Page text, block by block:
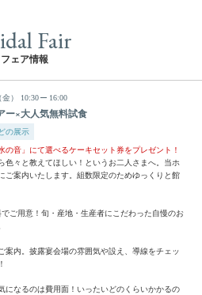
Fair
フェア情報
金） 10:30 16:00
ー×大人気無料試食
の展示
の音」にて選べるケーキセット券をプレゼント！
色々と教えてほしい！というお二人さまへ。当ホ
ご案内いたします。組数限定のためゆっくりと館
ご用意！旬・産地・生産者にこだわった自慢のお
案内。披露宴会場の雰囲気や設え、導線をチェッ
なるのは費用面！いったいどのくらいかかるの